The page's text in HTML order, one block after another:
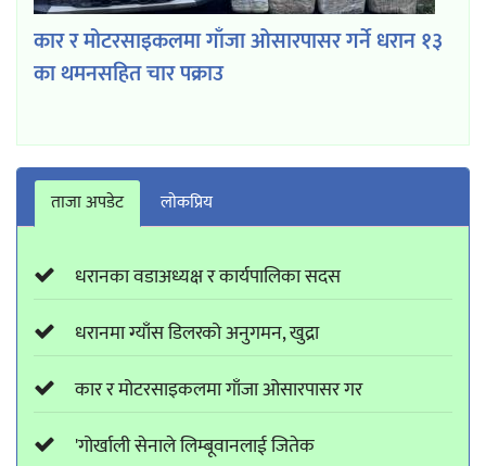
कार र मोटरसाइकलमा गाँजा ओसारपासर गर्ने धरान १३
का थमनसहित चार पक्राउ
ताजा अपडेट लाेकप्रिय
धरानका वडाअध्यक्ष र कार्यपालिका सदस
धरानमा ग्याँस डिलरको अनुगमन, खुद्रा
कार र मोटरसाइकलमा गाँजा ओसारपासर गर
'गोर्खाली सेनाले लिम्बूवानलाई जितेक